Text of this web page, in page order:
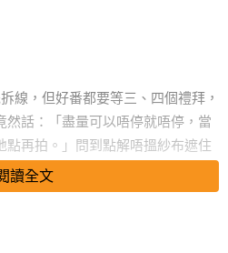
線，但好番都要等三、四個禮拜，
然話：「盡量可以唔停就唔停，當
點再拍。」問到點解唔搵紗布遮住
：「做嘢冇辦法，坐飛機返嚟都驚
仔話：「梗係啦，眼珠嚟嘅喎，眨
一個習慣嚟，其中一部手機，自己
讀全文